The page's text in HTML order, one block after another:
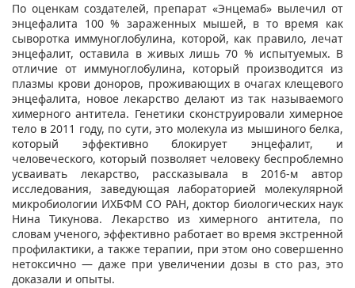
По оценкам создателей, препарат «Энцемаб» вылечил от
энцефалита 100 % зараженных мышей, в то время как
сыворотка иммуноглобулина, которой, как правило, лечат
энцефалит, оставила в живых лишь 70 % испытуемых. В
отличие от иммуноглобулина, который производится из
плазмы крови доноров, проживающих в очагах клещевого
энцефалита, новое лекарство делают из так называемого
химерного антитела. Генетики сконструировали химерное
тело в 2011 году, по сути, это молекула из мышиного белка,
который эффективно блокирует энцефалит, и
человеческого, который позволяет человеку беспроблемно
усваивать лекарство, рассказывала в 2016-м автор
исследования, заведующая лабораторией молекулярной
микробиологии ИХБФМ СО РАН, доктор биологических наук
Нина Тикунова. Лекарство из химерного антитела, по
словам ученого, эффективно работает во время экстренной
профилактики, а также терапии, при этом оно совершенно
нетоксично — даже при увеличении дозы в сто раз, это
доказали и опыты.